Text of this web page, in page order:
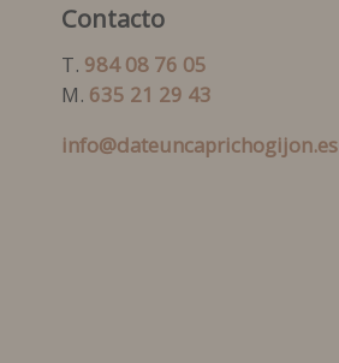
Contacto
T. 984 08 76 05
M. 635 21 29 43
info@dateuncaprichogijon.es